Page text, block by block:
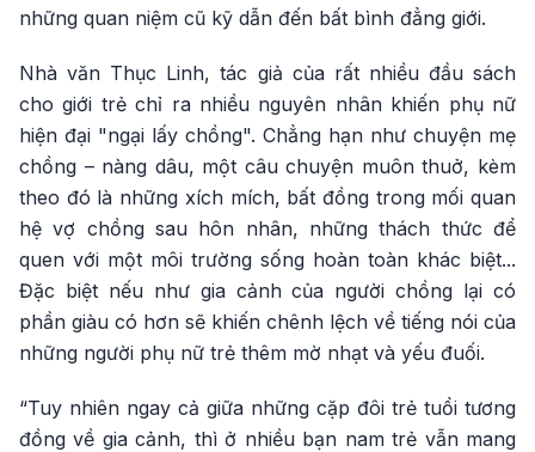
những quan niệm cũ kỹ dẫn đến bất bình đẳng giới.
Nhà văn Thục Linh, tác giả của rất nhiều đầu sách
cho giới trẻ chỉ ra nhiều nguyên nhân khiến phụ nữ
hiện đại "ngại lấy chồng". Chẳng hạn như chuyện mẹ
chồng – nàng dâu, một câu chuyện muôn thuở, kèm
theo đó là những xích mích, bất đồng trong mối quan
hệ vợ chồng sau hôn nhân, những thách thức để
quen với một môi trường sống hoàn toàn khác biệt...
Đặc biệt nếu như gia cảnh của người chồng lại có
phần giàu có hơn sẽ khiến chênh lệch về tiếng nói của
những người phụ nữ trẻ thêm mờ nhạt và yếu đuối.
“Tuy nhiên ngay cả giữa những cặp đôi trẻ tuổi tương
đồng về gia cảnh, thì ở nhiều bạn nam trẻ vẫn mang